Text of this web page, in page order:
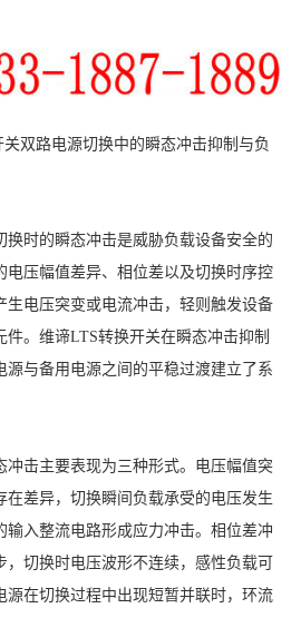
双路电源切换中的瞬态冲击抑制与负
换时的瞬态冲击是威胁负载设备安全的
电压幅值差异、相位差以及切换时序控
生电压突变或电流冲击，轻则触发设备
。 维谛LTS转换开关在瞬态冲击抑制
源与备用电源之间的平稳过渡建立了系
冲击主要表现为三种形式。电压幅值突
在差异，切换瞬间负载承受的电压发生
输入整流电路形成应力冲击。相位差冲
切换时电压波形不连续，感性负载可
源在切换过程中出现短暂并联时，环流